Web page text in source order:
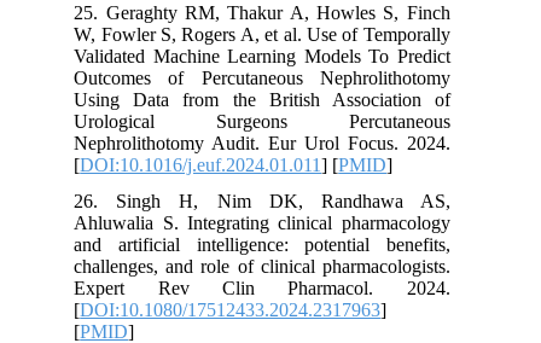
25. Geraghty RM, Thakur A, Howles S, Finch
W, Fowler S, Rogers A, et al. Use of Temporally
Validated Machine Learning Models To Predict
Outcomes of Percutaneous Nephrolithotomy
Using Data from the British Association of
Urological Surgeons Percutaneous
Nephrolithotomy Audit. Eur Urol Focus. 2024.
[DOI:10.1016/j.euf.2024.01.011] [PMID
26. Singh H, Nim DK, Randhawa AS,
Ahluwalia S. Integrating clinical pharmacology
and artificial intelligence: potential benefits,
challenges, and role of clinical pharmacologists.
Expert Rev Clin Pharmacol. 2024.
[DOI:10.1080/17512433.2024.2317963
[PMID